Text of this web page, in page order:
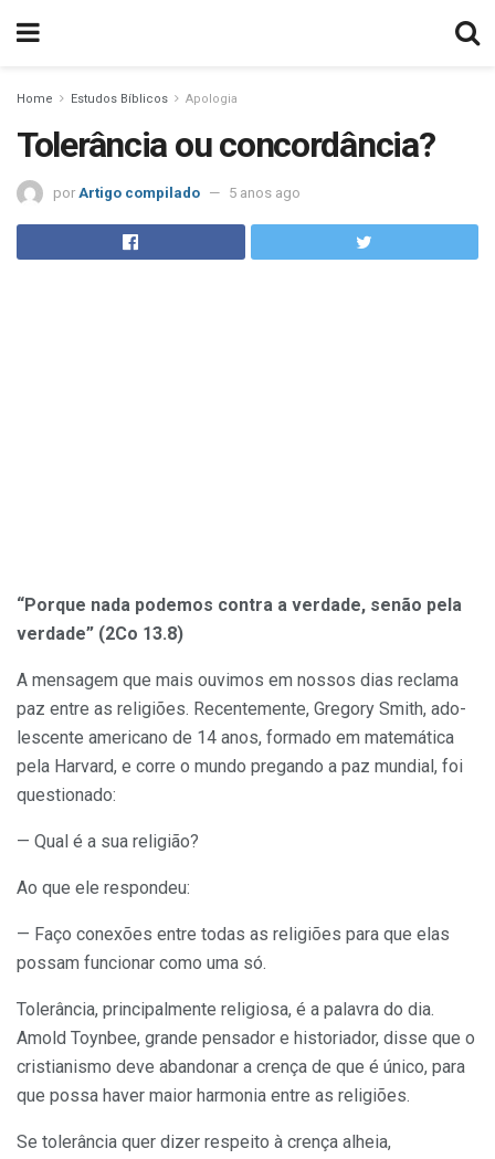
Home Estudos Bíblicos Apologia
Tolerância ou concordância?
por Artigo compilado 5 anos ago
“Porque nada podemos contra a verdade, senão pela
verdade” (2Co 13.8)
A mensagem que mais ouvimos em nossos dias reclama
paz entre as religiões. Recente­mente, Gregory Smith, ado­
lescente americano de 14 anos, formado em matemática
pela Harvard, e corre o mundo pregando a paz mundial, foi
questionado:
— Qual é a sua religião?
Ao que ele respondeu:
— Faço conexões entre todas as re­ligiões para que elas
possam funcionar como uma só.
Tolerância, principalmente religiosa, é a palavra do dia.
Amold Toynbee, gran­de pensador e historiador, disse que o
cristianismo deve abandonar a crença de que é único, para
que possa haver maior harmonia entre as religiões.
Se tolerância quer dizer respeito à crença alheia,